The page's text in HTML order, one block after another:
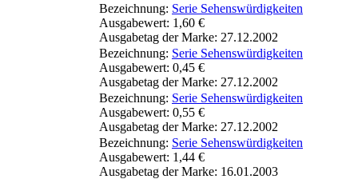
Bezeichnung: Serie Sehenswürdigkeiten
Ausgabewert: 1,60 €
Ausgabetag der Marke: 27.12.2002
Bezeichnung: Serie Sehenswürdigkeiten
Ausgabewert: 0,45 €
Ausgabetag der Marke: 27.12.2002
Bezeichnung: Serie Sehenswürdigkeiten
Ausgabewert: 0,55 €
Ausgabetag der Marke: 27.12.2002
Bezeichnung: Serie Sehenswürdigkeiten
Ausgabewert: 1,44 €
Ausgabetag der Marke: 16.01.2003